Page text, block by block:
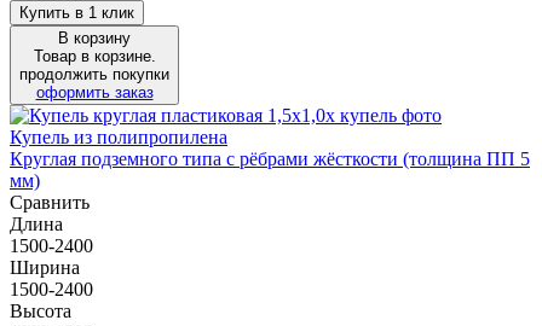
Купить в 1 клик
В корзину
Товар в корзине.
продолжить покупки
оформить заказ
Купель из полипропилена
Круглая подземного типа с рёбрами жёсткости (толщина ПП 5
мм)
Сравнить
Длина
1500-2400
Ширина
1500-2400
Высота